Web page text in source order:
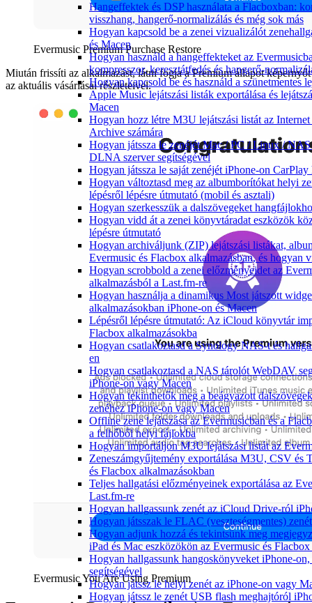
Hangeffektek és DSP használata a Flacboxban:
visszhang, hangerő-normalizálás és még sok más
Hogyan kapcsold be a zenei vizualizálót
és Macen
Hogyan használd a hangeffekteket az
kompresszor, keresztátfedés és hangerő-
Hogyan kapcsold be és használd a szünetmentes
Apple Music lejátszási listák exportálása és
Macen
Hogyan hozz létre M3U lejátszási listát az
Archive számára
Hogyan játssza le zenéjét Mac / PC / Linux /
DLNA szerver segítségével
Hogyan játssza le saját zenéjét iPhone-on CarPlay
Hogyan változtasd meg az albumborítókat helyi
lépésről lépésre útmutató (mobil és asztali)
Hogyan szerkesszük a dalszövegeket
Hogyan vidd át a zenei könyvtáradat eszközök
lépésre útmutató
Hogyan archiváljunk (ZIP) lejátszási listákat,
Evermusic és Flacbox alkalmazásban, és hogyan
Hogyan scrobbold a zenei előzményeidet az
alkalmazásból a Last.fm-re
Hogyan használja a dinamikus Most játszott
alkalmazásokban iPhone-on és Macen
Lépésről lépésre útmutató: Az iCloud könyvtár
Flacbox alkalmazásokba
Hogyan csatlakoztasd a Synology NAS-t és
en
Hogyan csatlakoztasd a NAS tárolót WebDAV
iPhone-on vagy Macen
Hogyan tekinthetők meg a beágyazott
zenéhez iPhone-on vagy Macen
Offline zene lejátszása az Evermusicban és a
a felhőből helyi fájlokba
Hogyan importáljon M3U lejátszási listát az
Zeneszámgyűjtemény exportálása M3U, CSV és
és Flacbox alkalmazásokban
Teljes hallgatási előzményeinek exportálása az
Last.fm-re
Hogyan hallgassunk zenét az iCloud Drive-ról
Hogyan játsszak le FLAC (veszteségmentes)
Hogyan adjunk hozzá és tekintsünk meg
iPad és Mac eszközökön az Evermusic és Flacbox
Hogyan hallgassunk hangoskönyveket iPhone-
segítségével
Hogyan játssz le helyi zenét az iPhone-on vagy
Hogyan játssz le zenét USB flash meghajtóról
Evermusic Premium Purchase Restore
Miután frissíti az alkalmazást, látni fogja a Premium állapot képernyőt
az aktuális vásárlásai részleteivel.
Evermusic You Are Using Premium